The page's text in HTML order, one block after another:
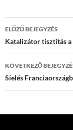
Bejegyzések
navigációja
ELŐZŐ BEJEGYZÉS
Katalizátor tisztítás
KÖVETKEZŐ
Síelés